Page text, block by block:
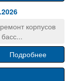
корпусов
Подробнее